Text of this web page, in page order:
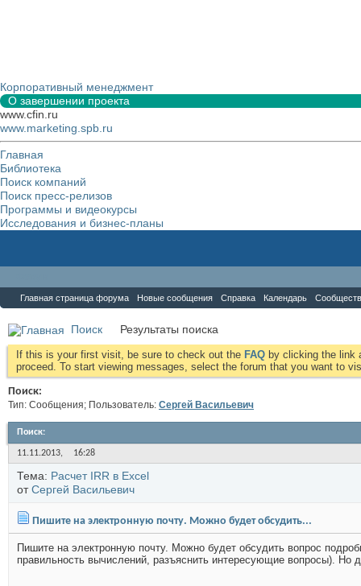
Корпоративный менеджмент
О завершении проекта
www.cfin.ru
www.marketing.spb.ru
Главная
Библиотека
Поиск компаний
Поиск пресс-релизов
Программы и видеокурсы
Исследования и бизнес-планы
Главная страница форума Новые сообщения Справка Календарь
Поиск Результаты поиска
If this is your first visit, be sure to check out the FAQ by clicking the link
proceed. To start viewing messages, select the forum that you want to
Поиск:
Тип: Сообщения; Пользователь: Сергей Васильевич
Поиск:
11.11.2013, 16:28
Тема: Расчет IRR в Excel
отСергей Васильевич
Пишите на электронную почту. Можно будет обсудить...
Пишите на электронную почту. Можно будет обсудить вопрос
правильность вычислений, разъяснить интересующие вопросы). Но